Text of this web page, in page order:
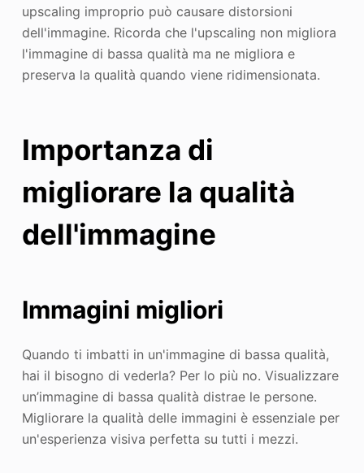
upscaling improprio può causare distorsioni
dell'immagine. Ricorda che l'upscaling non migliora
l'immagine di bassa qualità ma ne migliora e
preserva la qualità quando viene ridimensionata.
Importanza di
migliorare la qualità
dell'immagine
Immagini migliori
Quando ti imbatti in un'immagine di bassa qualità,
hai il bisogno di vederla? Per lo più no. Visualizzare
un’immagine di bassa qualità distrae le persone.
Migliorare la qualità delle immagini è essenziale per
un'esperienza visiva perfetta su tutti i mezzi.